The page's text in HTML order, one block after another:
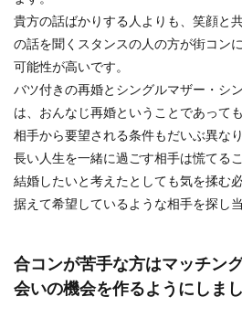
貴方の話ばかりする人よりも、笑顔と
の話を聞くスタンスの人の方が街コン
可能性が高いです。
バツ付きの再婚とシングルマザー・シ
は、おんなじ再婚ということであって
相手から要望される条件もだいぶ異なり
長い人生を一緒に過ごす相手は慌てる
結婚したいと考えたとしても気を揉む
据えて希望しているような相手を探し
合コンが苦手な方はマッチン
会いの機会を作るようにしま